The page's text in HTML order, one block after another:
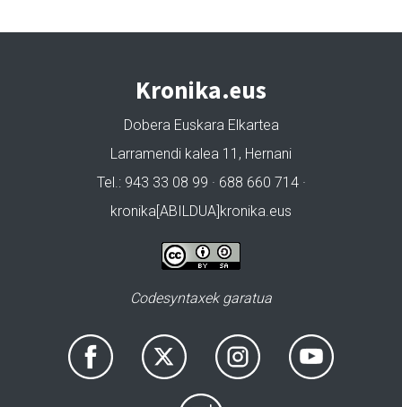
Kronika.eus
Dobera Euskara Elkartea
Larramendi kalea 11, Hernani
Tel.: 943 33 08 99 · 688 660 714 ·
kronika[ABILDUA]kronika.eus
Codesyntaxek garatua